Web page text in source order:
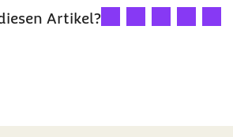
Artikel?Ihre Bewertung: 1 Stern
Ihre Bewertung: 2
Ihre Ihre Ihre